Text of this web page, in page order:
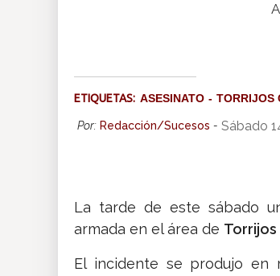
ETIQUETAS: ASESINATO TORRIJOS
Por: Redacción/Sucesos - Sábado
La tarde de este sábado
armada en el área de Torrijos
El incidente se produjo en